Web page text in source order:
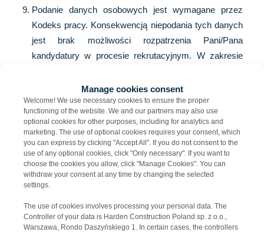
Manage cookies consent
Welcome! We use necessary cookies to ensure the proper
functioning of the website. We and our partners may also use
optional cookies for other purposes, including for analytics and
marketing. The use of optional cookies requires your consent, which
you can express by clicking "Accept All". If you do not consent to the
use of any optional cookies, click "Only necessary". If you want to
choose the cookies you allow, click "Manage Cookies". You can
withdraw your consent at any time by changing the selected
settings.
The use of cookies involves processing your personal data. The
Controller of your data is Harden Construction Poland sp. z o.o.,
Warszawa, Rondo Daszyńskiego 1. In certain cases, the controllers
Podanie danych osobowych jest wymagane przez
Kodeks pracy. Konsekwencją niepodania tych danych
jest brak możliwości rozpatrzenia Pani/Pana
kandydatury w procesie rekrutacyjnym. W zakresie
danych jest dobrowolne.
Pełna klauzula informacyjna dla
kandydatów na kontrakt
Administratorem Pani/Pana danych osobowych jest
Harden Construction Poland Sp. z o.o. („ Harden
siedzibą w Warszawie, Rondo Daszyńskiego 1, 00-